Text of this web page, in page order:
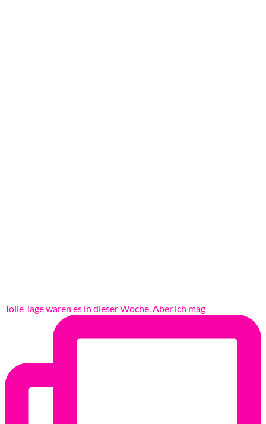
Tolle Tage waren es in dieser Woche. Aber ich mag